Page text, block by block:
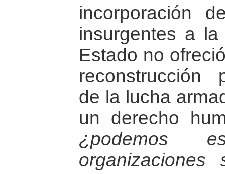
incorporación
insurgentes a
Estado no
reconstrucción
de la lucha
un derecho
¿podemos
organizaciones